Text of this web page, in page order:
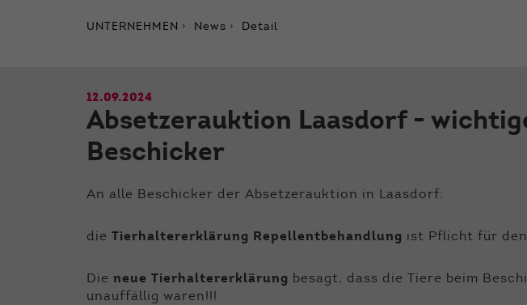
UNTERNEHMEN News Detail
12.09.2024
Absetzerauktion Laasdorf -
Beschicker
An alle Beschicker der Absetzerauktion in Laasdorf:
die Tierhaltererklärung Repellentbehandlung ist Pflicht für
Die neue Tierhaltererklärung besagt, dass die Tiere beim
unauffällig waren!!!
Laufzeit 1 Jahr
Wir verwenden auf
Ihnen zusätzliche